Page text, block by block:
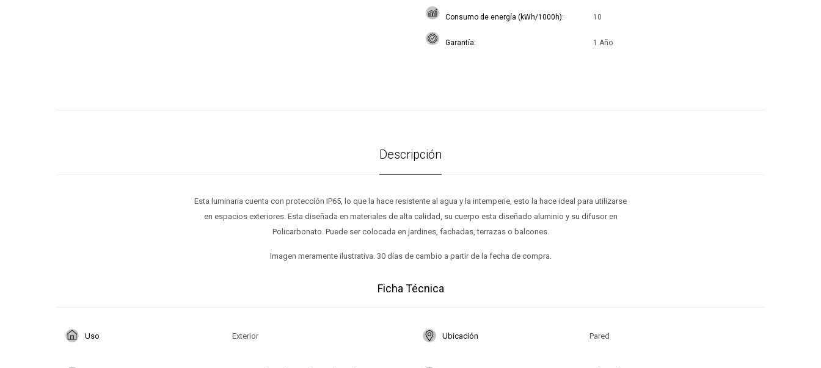
Consumo de energía (kWh/1000h) 10
Garantía 1 Año
Descripción
Esta luminaria cuenta con protección IP65, lo que la hace resistente al agua y la intemperie, esto la hace ideal para utilizarse
en espacios exteriores. Esta diseñada en materiales de alta calidad, su cuerpo esta diseñado aluminio y su difusor en
Policarbonato. Puede ser colocada en jardines, fachadas, terrazas o balcones.
Imagen meramente ilustrativa. 30 días de cambio a partir de la fecha de compra.
Ficha Técnica
Uso Exterior Ubicación Pared